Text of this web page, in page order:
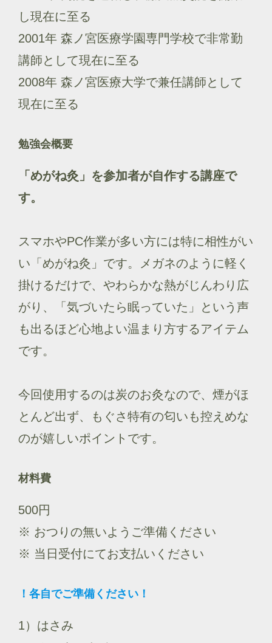
し現在に至る
2001年 森ノ宮医療学園専門学校で非常勤
講師として現在に至る
2008年 森ノ宮医療大学で兼任講師として
現在に至る
勉強会概要
「めがね灸」を参加者が自作する講座で
す。
スマホやPC作業が多い方には特に相性がい
い「めがね灸」です。メガネのように軽く
掛けるだけで、やわらかな熱がじんわり広
がり、「気づいたら眠っていた」という声
も出るほど心地よい温まり方するアイテム
です。
今回使用するのは炭のお灸なので、煙がほ
とんど出ず、もぐさ特有の匂いも控えめな
のが嬉しいポイントです。
材料費
500円
※ おつりの無いようご準備ください
※ 当日受付にてお支払いください
！各自でご準備ください！
1）はさみ